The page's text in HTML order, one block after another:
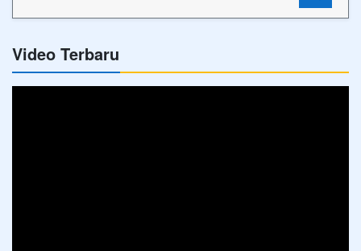
Video Terbaru